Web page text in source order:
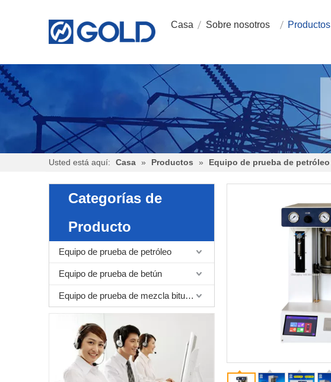
Casa Sobre nosotros Productos
Usted está aquí: Casa » Productos » Equipo de prueba de petróleo
Categorías de
Producto
Equipo de prueba de petróleo
Equipo de prueba de betún
Equipo de prueba de mezcla bituminosa